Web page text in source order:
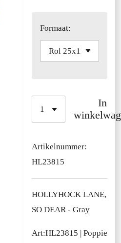
Formaat:
In
Artikelnummer:
HL23815
HOLLYHOCK LANE,
SO DEAR - Gray
Art:HL23815
Poppie